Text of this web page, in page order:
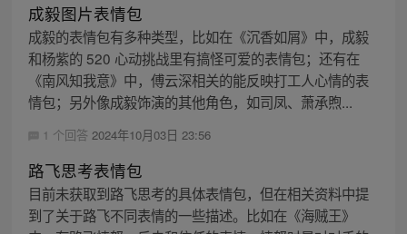
成毅图片表情包
成毅的表情包有多种类型，比如在《沉香如屑》中，成毅
和杨紫的 520 心动挑战里有搞怪可爱的表情包；还有在
《南风知我意》中，傅云深相关的能反映打工人心情的表
情包；另外像成毅饰演的其他角色，如司凤、萧承煦...
1 个回答 2024年10月03日 23:56
路飞思考表情包
目前未获取到路飞思考的具体表情包，但在相关资料中提
到了关于路飞不同表情的一些描述。比如在《海贼王》